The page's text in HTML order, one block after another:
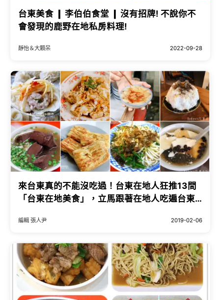
台東美食 ❙ 李伯伯食堂 ❙ 沒有招牌! 不說你不
會發現的鹿野在地私房料理!
靜怡＆大顆呆 2022-09-28
來台東真的不能沒吃過！台東在地人狂推13間
「台東在地美食」，立馬跟著在地人吃遍台東
編輯 張人尹 2019-02-06